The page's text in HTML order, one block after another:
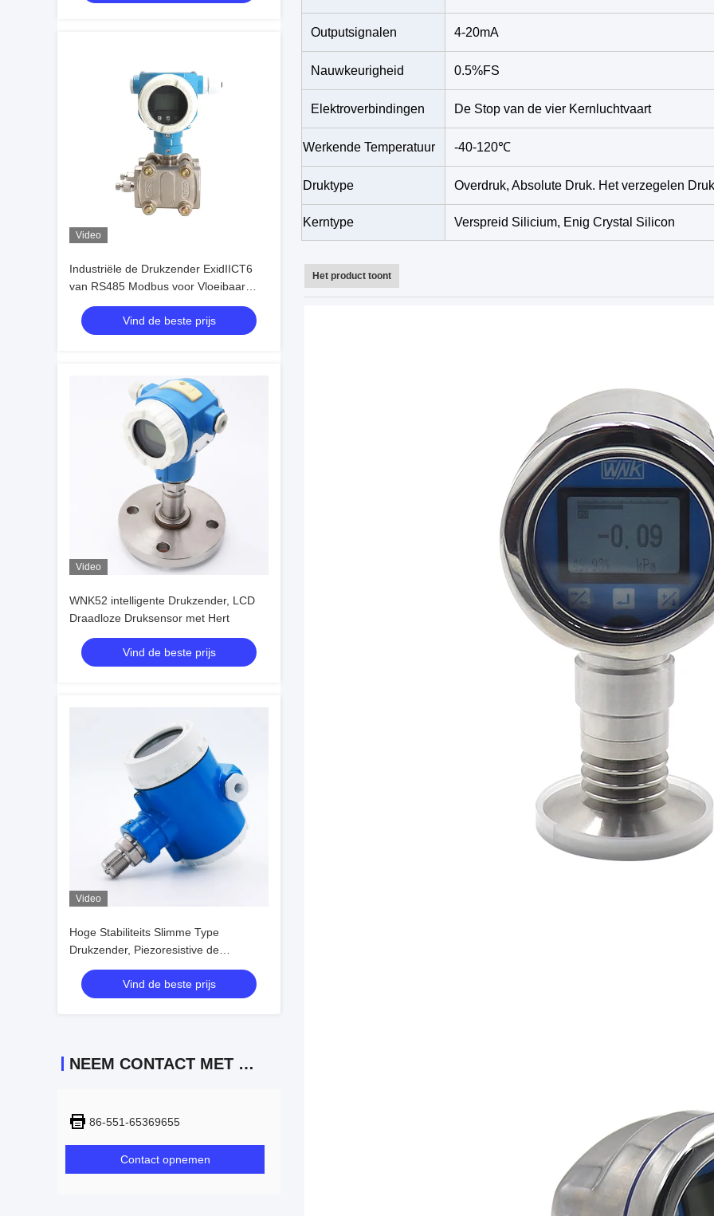
Video
Industriële de Drukzender ExidIICT6
van RS485 Modbus voor Vloeibaar
Gasstoom
Vind de beste prijs
Video
WNK52 intelligente Drukzender, LCD
Draadloze Druksensor met Hert
Vind de beste prijs
Video
Hoge Stabiliteits Slimme Type
Drukzender, Piezoresistive de
Druksensor van Ce
Vind de beste prijs
NEEM CONTACT MET ONS OP
86-551-65369655
Contact opnemen
Outputsignalen 4-20mA
Nauwkeurigheid 0.5%FS
Elektroverbindingen De Stop van de vier Kernluchtvaart
Werkende Temperatuur -40-120℃
Druktype Overdruk, Absolute Druk. Het verzegelen Druk
Kerntype Verspreid Silicium, Enig Crystal Silicon
Het product toont